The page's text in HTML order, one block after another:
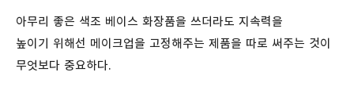
아무리 좋은 색조 베이스 화장품을 쓰더라도 지속력을
높이기 위해선 메이크업을 고정해주는 제품을 따로 써주는 것이
무엇보다 중요하다.